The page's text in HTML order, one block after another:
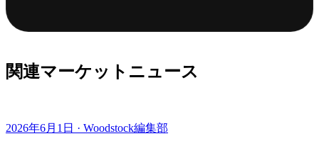
関連マーケットニュース
2026年6月1日 · Woodstock編集部